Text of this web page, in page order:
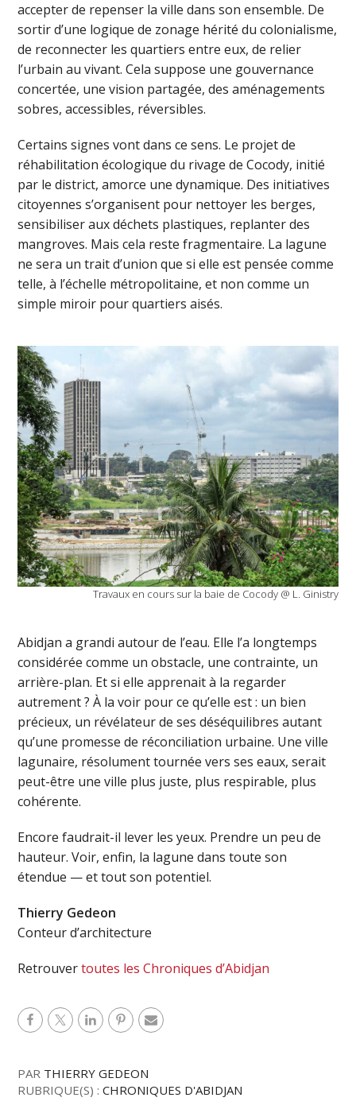
accepter de repenser la ville dans son ensemble. De
sortir d’une logique de zonage hérité du colonialisme,
de reconnecter les quartiers entre eux, de relier
l’urbain au vivant. Cela suppose une gouvernance
concertée, une vision partagée, des aménagements
sobres, accessibles, réversibles.
Certains signes vont dans ce sens. Le projet de
réhabilitation écologique du rivage de Cocody, initié
par le district, amorce une dynamique. Des initiatives
citoyennes s’organisent pour nettoyer les berges,
sensibiliser aux déchets plastiques, replanter des
mangroves. Mais cela reste fragmentaire. La lagune
ne sera un trait d’union que si elle est pensée comme
telle, à l’échelle métropolitaine, et non comme un
simple miroir pour quartiers aisés.
Travaux en cours sur la baie de Cocody @ L. Ginistry
Abidjan a grandi autour de l’eau. Elle l’a longtemps
considérée comme un obstacle, une contrainte, un
arrière-plan. Et si elle apprenait à la regarder
autrement ? À la voir pour ce qu’elle est : un bien
précieux, un révélateur de ses déséquilibres autant
qu’une promesse de réconciliation urbaine. Une ville
lagunaire, résolument tournée vers ses eaux, serait
peut-être une ville plus juste, plus respirable, plus
cohérente.
Encore faudrait-il lever les yeux. Prendre un peu de
hauteur. Voir, enfin, la lagune dans toute son
étendue — et tout son potentiel.
Thierry Gedeon
Conteur d’architecture
Retrouvertoutes les Chroniques d’Abidjan
PAR THIERRY GEDEON
RUBRIQUE(S) :CHRONIQUES D'ABIDJAN